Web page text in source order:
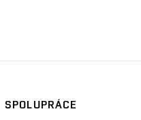
SPOLUPRÁCE